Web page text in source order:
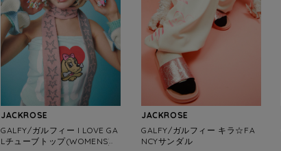
JACKROSE
GALFY/ガルフィー I LOVE GA
Lチューブトップ(WOMENS)
JACKROSE
GALFY/ガルフィー キラ☆FA
NCYサンダル